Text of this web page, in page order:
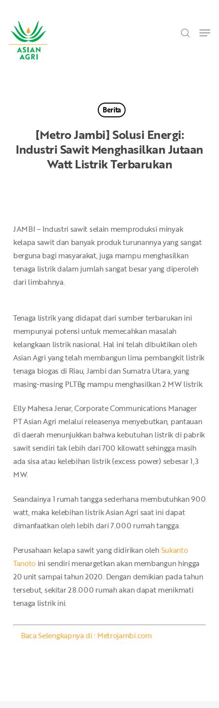
main
content
Berita
[Metro Jambi] Solusi Energi:
Industri Sawit Menghasilkan Jutaan
Watt Listrik Terbarukan
JAMBI – Industri sawit selain memproduksi minyak
kelapa sawit dan banyak produk turunannya yang sangat
berguna bagi masyarakat, juga mampu menghasilkan
tenaga listrik dalam jumlah sangat besar yang diperoleh
dari limbahnya.
Tenaga listrik yang didapat dari sumber terbarukan ini
mempunyai potensi untuk memecahkan masalah
kelangkaan listrik nasional. Hal ini telah dibuktikan oleh
Asian Agri yang telah membangun lima pembangkit listrik
tenaga biogas di Riau, Jambi dan Sumatra Utara, yang
masing-masing PLTBg mampu menghasilkan 2 MW listrik.
Elly Mahesa Jenar, Corporate Communications Manager
PT Asian Agri melalui releasenya menyebutkan, pantauan
di daerah menunjukkan bahwa kebutuhan listrik di pabrik
sawit sendiri tak lebih dari 700 kilowatt sehingga masih
ada sisa atau kelebihan listrik (excess power) sebesar 1,3
MW.
Seandainya 1 rumah tangga sederhana membutuhkan 900
watt, maka kelebihan listrik Asian Agri saat ini dapat
dimanfaatkan oleh lebih dari 7.000 rumah tangga.
Perusahaan kelapa sawit yang didirikan oleh Sukanto
Tanoto ini sendiri menargetkan akan membangun hingga
20 unit sampai tahun 2020. Dengan demikian pada tahun
tersebut, sekitar 28.000 rumah akan dapat menikmati
tenaga listrik ini.
Baca Selengkapnya di : Metrojambi.com